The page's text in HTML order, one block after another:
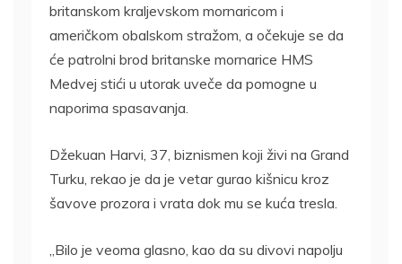
britanskom kraljevskom mornaricom i
američkom obalskom stražom, a očekuje se da
će patrolni brod britanske mornarice HMS
Medvej stići u utorak uveče da pomogne u
naporima spasavanja.
Džekuan Harvi, 37, biznismen koji živi na Grand
Turku, rekao je da je vetar gurao kišnicu kroz
šavove prozora i vrata dok mu se kuća tresla.
„Bilo je veoma glasno, kao da su divovi napolju